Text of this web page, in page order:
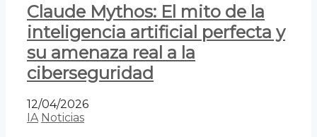
Claude Mythos: El mito de la
inteligencia artificial perfecta y
su amenaza real a la
ciberseguridad
12/04/2026
IA Noticias